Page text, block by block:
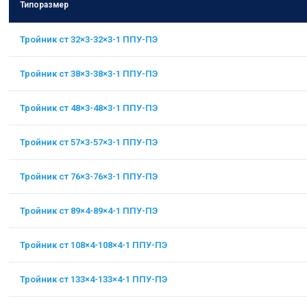
Типоразмер
Тройник ст 32×3-32×3-1 ППУ-ПЭ
Тройник ст 38×3-38×3-1 ППУ-ПЭ
Тройник ст 48×3-48×3-1 ППУ-ПЭ
Тройник ст 57×3-57×3-1 ППУ-ПЭ
Тройник ст 76×3-76×3-1 ППУ-ПЭ
Тройник ст 89×4-89×4-1 ППУ-ПЭ
Тройник ст 108×4-108×4-1 ППУ-ПЭ
Тройник ст 133×4-133×4-1 ППУ-ПЭ